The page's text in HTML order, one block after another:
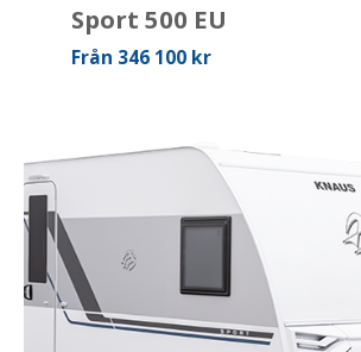
Sport 500 EU
Från 346 100 kr